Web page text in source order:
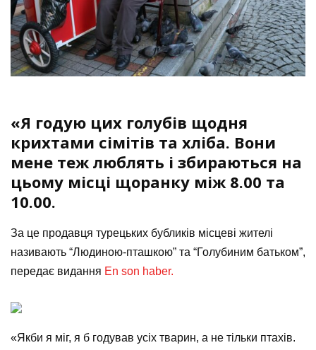
«Я годую цих голубів щодня
крихтами сімітів та хліба. Вони
мене теж люблять і збираються на
цьому місці щоранку між 8.00 та
10.00.
За це продавця турецьких бубликів місцеві жителі
називають “Людиною-пташкою” та “Голубиним батьком”,
передає видання En son haber.
«Якби я міг, я б годував усіх тварин, а не тільки птахів.